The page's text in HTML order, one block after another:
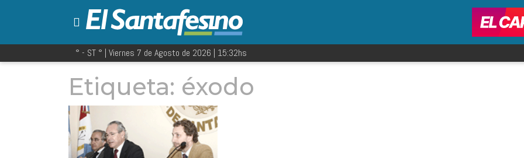
° - ST ° | Viernes 7 de Agosto de 2026 | 15:32hs
Etiqueta: éxodo